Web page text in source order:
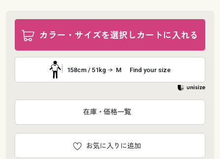
カラー・サイズを選択しカートに入れる
158cm / 51kg M Find your size
お気に入りに追加
在庫・価格一覧